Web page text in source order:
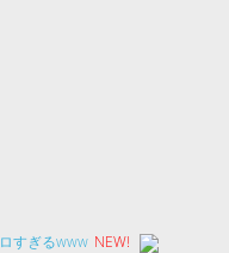
すぎるwww NEW!